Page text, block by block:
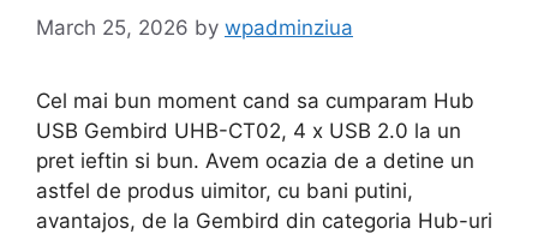
March 25, 2026 by wpadminziua
Cel mai bun moment cand sa cumparam Hub
USB Gembird UHB-CT02, 4 x USB 2.0 la un
pret ieftin si bun. Avem ocazia de a detine un
astfel de produs uimitor, cu bani putini,
avantajos, de la Gembird din categoria Hub-uri